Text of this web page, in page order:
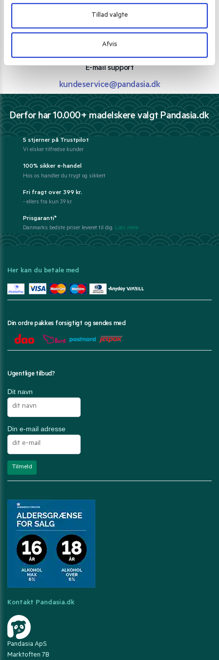
Tillad valgte
Afvis
Personlig rådgivning med et smil
Vi guider dig igennem asiatisk mad
Telefon support
E-mail support
kundeservice@pandasia.dk
Derfor har 10.000+ madelskere valgt Pandasia.dk
5 stjerner på Trustpilot
Vi elsker tilfredse kunder
100% sikker e-handel
Hos os handler du trygt og sikkert
Fri fragt over 399 kr.
- ellers fra kun 39 kr.
Prisgaranti*
Danmarks bedste priser leveret til dig. Læs mere
Her kan du betale med
Din ordre pakkes forsigtigt og sendes med
Ugentlige tilbud?
Dit navn
Din e-mail adresse
Kontakt Pandasia.dk
Pandasia ApS
Marktoften 7B